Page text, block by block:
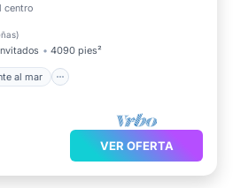
centro
)
4090 pies²
al mar
Frente al mar
VER OFERTA